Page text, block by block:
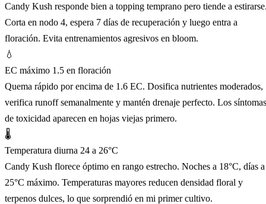
Candy Kush responde bien a topping temprano pero tiende a
Corta en nodo 4, espera 7 días de recuperación y luego entra a
floración. Evita entrenamientos agresivos en bloom.
💧
EC máximo 1.5 en floración
Quema rápido por encima de 1.6 EC. Dosifica nutrientes moderados,
verifica runoff semanalmente y mantén drenaje perfecto. Los síntomas
de toxicidad aparecen en hojas viejas primero.
🌡️
Temperatura diurna 24 a 26°C
Candy Kush florece óptimo en rango estrecho. Noches a 18°C, días a
25°C máximo. Temperaturas mayores reducen densidad floral y
terpenos dulces, lo que sorprendió en mi primer cultivo.